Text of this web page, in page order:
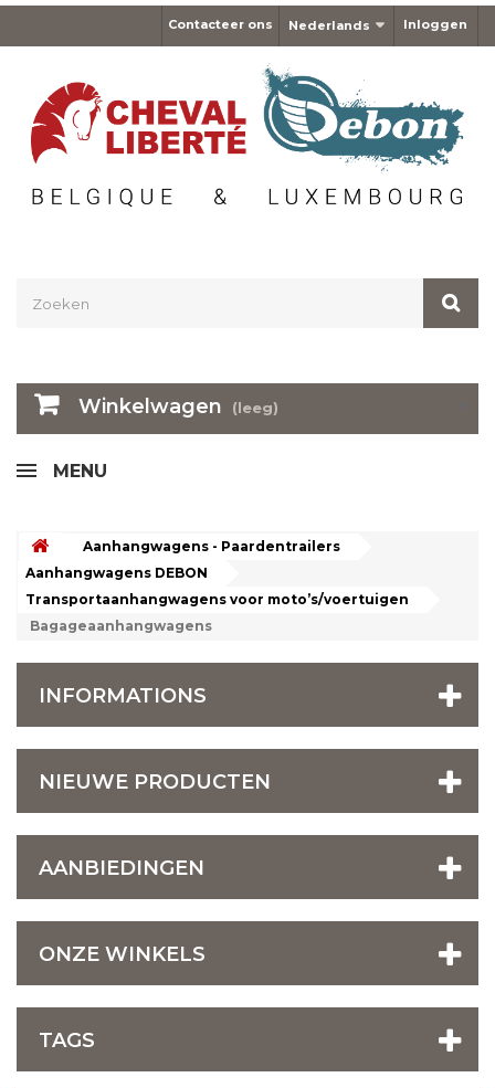
Inloggen
Nederlands
Contacteer ons
Winkelwagen (leeg)
MENU
Aanhangwagens - Paardentrailers
Aanhangwagens DEBON
Transportaanhangwagens voor moto’s/voertuigen
Bagageaanhangwagens
INFORMATIONS
NIEUWE PRODUCTEN
AANBIEDINGEN
ONZE WINKELS
TAGS